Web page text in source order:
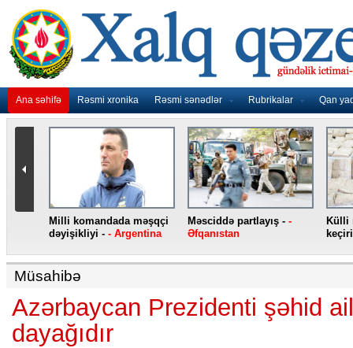
Ana səhifə Rəsmi xronika Rəsmi sənədlər Rubrikalar Qan
Milli komandada məşqçi
dəyişikliyi - - Argentina
Məsciddə partlayış - -
Əfqanıstan
Külli
Müsahibə
Azərbaycan Prezidenti şəhid
dayağıdır